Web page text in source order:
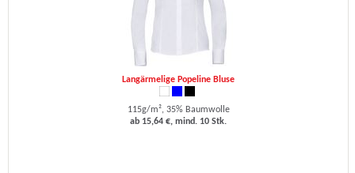
Langärmelige Popeline Bluse
115g/m², 35% Baumwolle
ab 15,64 €, mind. 10 Stk.